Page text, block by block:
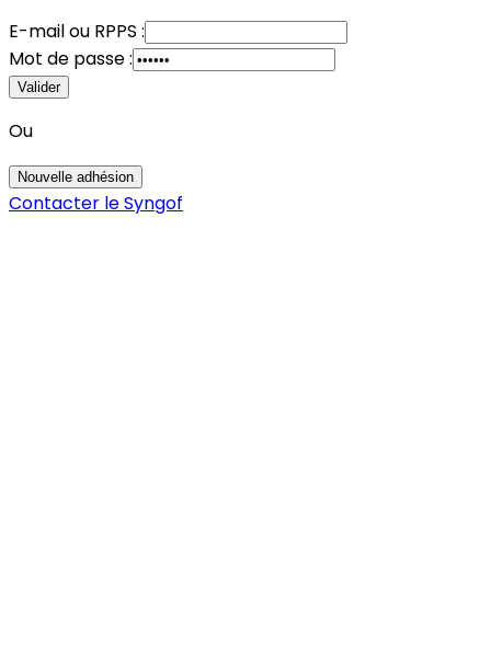
E-mailou RPPS :
Mot de passe :
Valider
Ou
Nouvelle adhésion
Contacter le Syngof